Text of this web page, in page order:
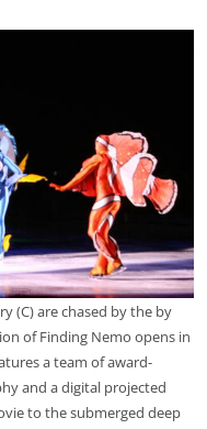
(C) are chased by the by
of Finding Nemo opens in
a team of award-
and a digital projected
to the submerged deep